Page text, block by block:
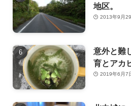
地区。
2013年9月
意外と難
育とアカ
2019年6月7